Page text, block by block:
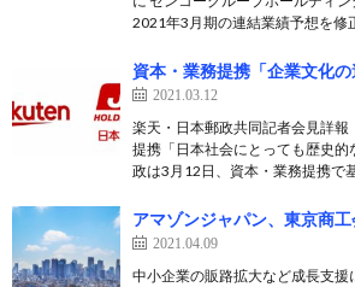
2021年3月期の連結業績予想を修
資本・業務提携「企業文化の
2021.03.12
楽天・日本郵政共同記者会見詳報
提携「日本社会にとっても歴史的
政は3月12日、資本・業務提携で
アマゾンジャパン、東京商
2021.04.09
中小企業の販路拡大など成長支援